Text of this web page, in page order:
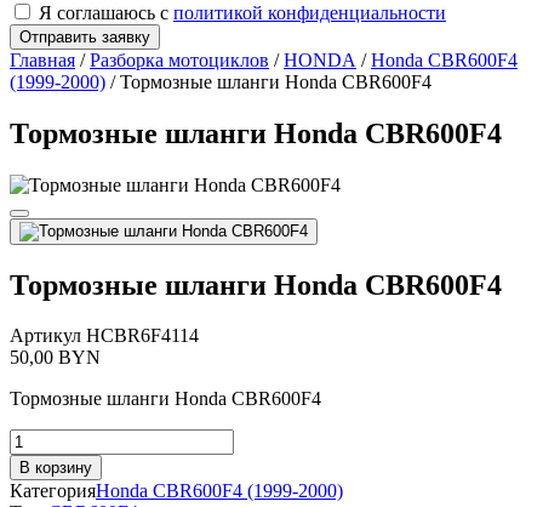
Я соглашаюсь с политикой конфиденциальности
Отправить заявку
Главная /Разборка мотоциклов /HONDA /Honda CBR600F4
(1999-2000) / Тормозные шланги Honda CBR600F4
Тормозные шланги Honda CBR600F4
Тормозные шланги Honda CBR600F4
Артикул HCBR6F4114
50,00 BYN
Тормозные шланги Honda CBR600F4
Количество
товара
Тормозные
В корзину
КатегорияHonda CBR600F4 (1999-2000)